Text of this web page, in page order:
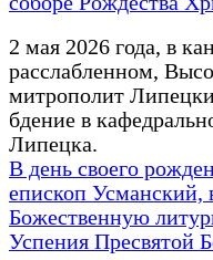
2 мая 2026 года, в
расслабленном,
митрополит
бдение в
Липецка.
В день своего
епископ Усманский,
Божественную
Успения Пресвятой